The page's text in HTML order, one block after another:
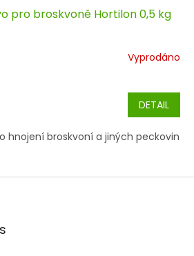
pro broskvoně Hortilon 0,5 kg
Vyprodáno
DETAIL
hnojení broskvoní a jiných peckovin